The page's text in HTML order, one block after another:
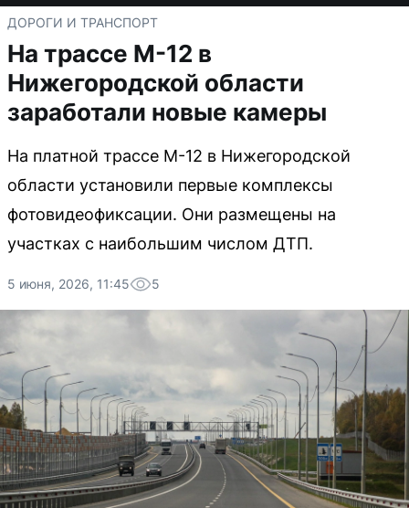
ДОРОГИ И ТРАНСПОРТ
На трассе М-12 в
Нижегородской области
заработали новые камеры
На платной трассе М-12 в Нижегородской
области установили первые комплексы
фотовидеофиксации. Они размещены на
участках с наибольшим числом ДТП.
5 июня, 2026, 11:45 5